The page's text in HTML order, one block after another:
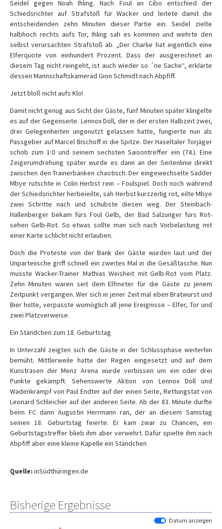
Seidel gegen Noah Ihling. Nach Foul an Cibo entschied der
Schiedsrichter auf Strafstoß für Wacker und leitete damit die
entscheidenden zehn Minuten dieser Partie ein. Seidel zielte
halbhoch rechts aufs Tor, Ihling sah es kommen und wehrte den
selbst verursachten Strafstoß ab. „Der Charlie hat eigentlich eine
Elferquote von einhundert Prozent. Dass der ausgerechnet an
diesem Tag nicht reingeht, ist auch wieder so ´ne Sache“, erklärte
dessen Mannschaftskamerad Gion Schmidt nach Abpfiff.
Jetzt bloß nicht aufs Klo!
Damit nicht genug aus Sicht der Gäste, fünf Minuten später klingelte
es auf der Gegenseite. Lennox Döll, der in der ersten Halbzeit zwei,
drei Gelegenheiten ungenutzt gelassen hatte, fungierte nun als
Passgeber auf Marcel Bischoff in die Spitze. Der Haseltaler Torjäger
schob zum 1:0 und seinem sechsten Saisontreffer ein (74.). Eine
Zeigerumdrehung später wurde es dann an der Seitenlinie direkt
zwischen den Trainerbänken chaotisch. Der eingewechselte Sadder
Mbye rutschte in Colin Herbst rein – Foulspiel. Doch noch während
der Schiedsrichter herbeieilte, sah Herbst kurzzeitig rot, eilte Mbye
zwei Schritte nach und schubste diesen weg. Der Steinbach-
Hallenberger bekam fürs Foul Gelb, der Bad Salzunger fürs Rot-
sehen Gelb-Rot. So etwas sollte man sich nach Vorbelastung mit
einer Karte schlicht nicht erlauben.
Doch die Proteste von der Bank der Gäste wurden laut und der
Unparteiische griff schnell ein zweites Mal in die Gesäßtasche. Nun
musste Wacker-Trainer Mathias Weisheit mit Gelb-Rot vom Platz.
Zehn Minuten waren seit dem Elfmeter für die Gäste zu jenem
Zeitpunkt vergangen. Wer sich in jener Zeit mal eben Bratwurst und
Bier holte, verpasste womöglich all jene Ereignisse – Elfer, Tor und
zwei Platzverweise.
Ein Ständchen zum 18. Geburtstag
In Unterzahl zeigten sich die Gäste in der Schlussphase weiterhin
bemüht. Mittlerweile hatte der Regen eingesetzt und auf dem
Kunstrasen der Menz Arena wurde verbissen um ein oder drei
Punkte gekämpft. Sehenswerte Aktion von Lennox Döll und
Wadenkrampf von Paul Endter auf der einen Seite, Rettungstat von
Leonard Schleicher auf der anderen Seite. Ab der 83. Minute durfte
beim FC dann Augustin Herrmann ran, der an diesem Samstag
seinen 18. Geburtstag feierte. Er kam zwar zu Chancen, ein
Geburtstagstreffer blieb ihm aber verwehrt. Dafür spielte ihm nach
Abpfiff aber eine kleine Kapelle ein Ständchen
Quelle: inSüdthüringen.de
Bisherige Ergebnisse
Datum anzeigen